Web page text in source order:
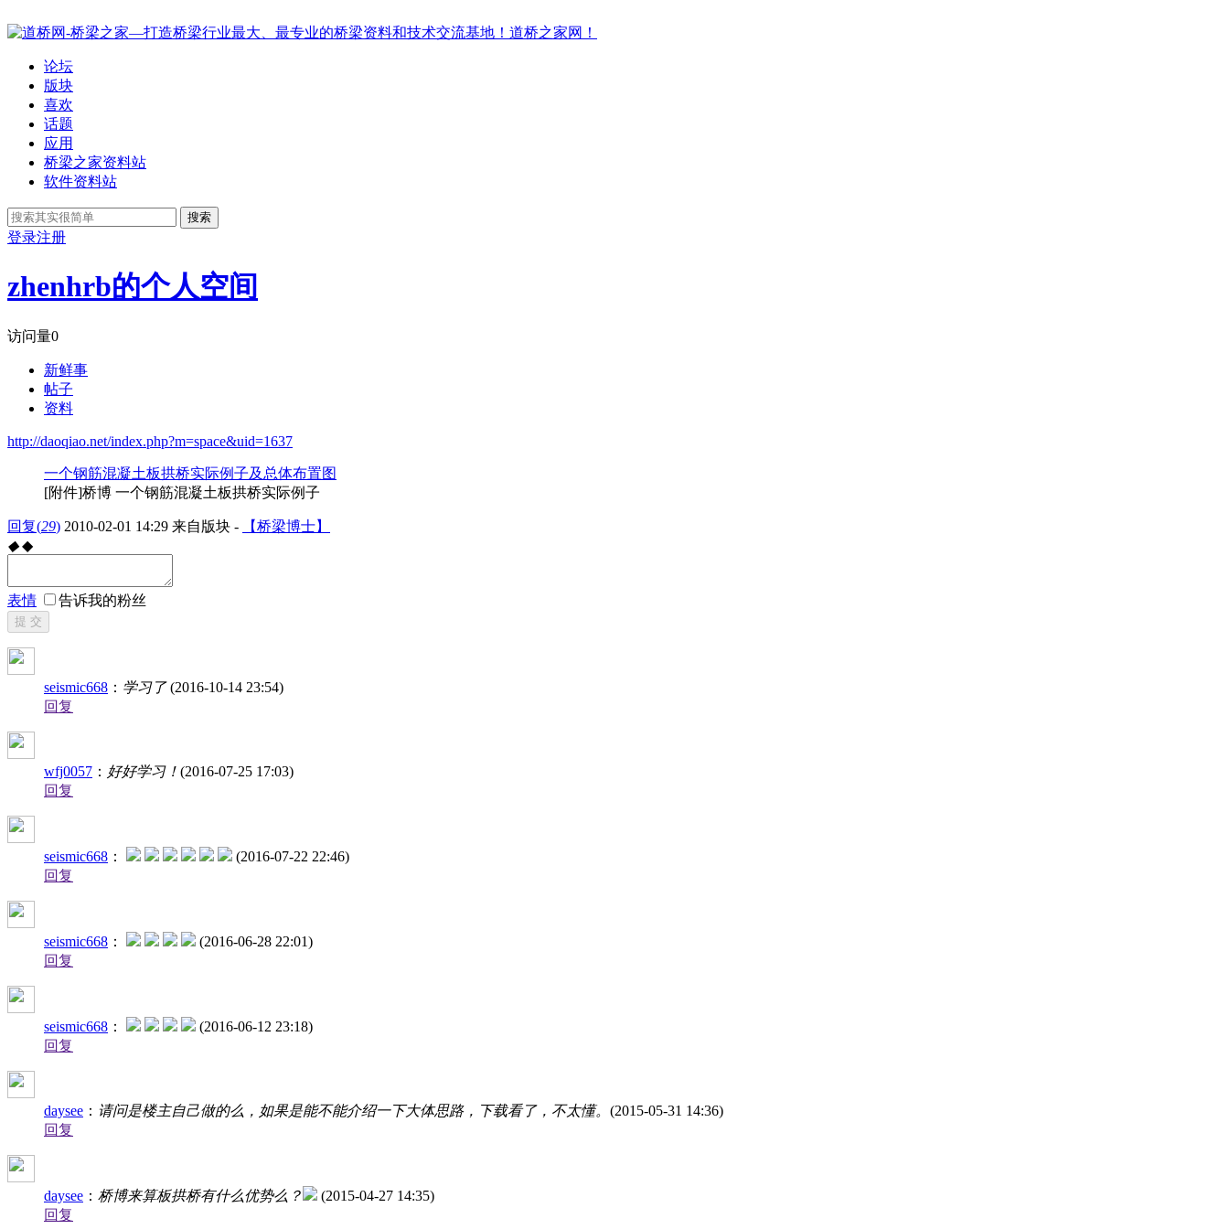
论坛
版块
喜欢
话题
应用
桥梁之家资料站
软件资料站
搜索
登录注册
zhenhrb的个人空间
访问量0
新鲜事
帖子
资料
http://daoqiao.net/index.php?m=space&uid=1637
一个钢筋混凝土板拱桥实际例子及总体布置图
[附件]桥博 一个钢筋混凝土板拱桥实际例子
回复(29) 2010-02-01 14:29 来自版块 -
【桥梁博士】
◆ ◆
表情 告诉我的粉丝
提 交
seismic668 ： 学习了(2016-10-14 23:54)
回复
wfj0057 ： 好好学习！ (2016-07-25 17:03)
回复
seismic668 ：
(2016-07-22 22:46)
回复
seismic668 ：
(2016-06-28 22:01)
回复
seismic668 ：
(2016-06-12 23:18)
回复
daysee ： 请问是楼主自己做的么，如果是能不能介绍一下大体思路，下载看了，不太懂。 (2015-05-31 14:36)
回复
daysee ： 桥博来算板拱桥有什么优势么？
(2015-04-27 14:35)
回复